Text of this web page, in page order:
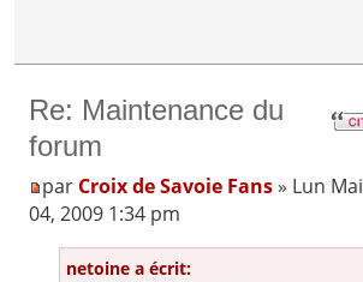
Re: Maintenance du
forum
par Croix de Savoie Fans» Lun Mai
04, 2009 1:34 pm
netoine a écrit: